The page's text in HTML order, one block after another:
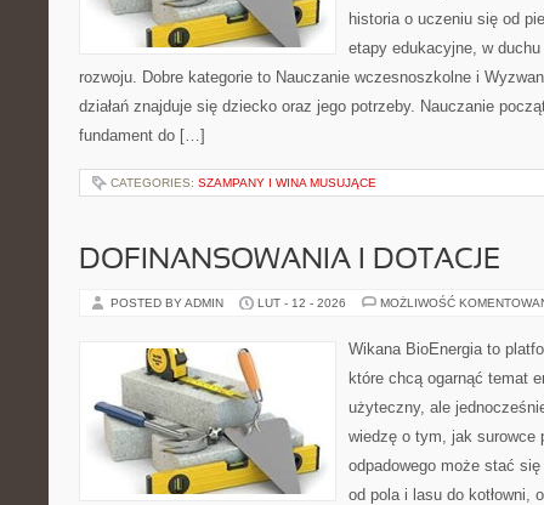
historia o uczeniu się od
etapy edukacyjne, w
rozwoju. Dobre kategorie to Nauczanie wczesnoszkolne i
działań znajduje się dziecko oraz jego potrzeby. Nauczanie
fundament do […]
CATEGORIES: SZAMPANY I WINA MUSUJĄCE
DOFINANSOWANIA I DOTACJE
POSTED BY ADMIN LUT - 12 - 2026 MOŻLIWOŚĆ
Wikana BioEnergia to
które chcą ogarnąć temat
użyteczny, ale
wiedzę o tym, jak surowce
odpadowego może stać
od pola i lasu do kotłowni,